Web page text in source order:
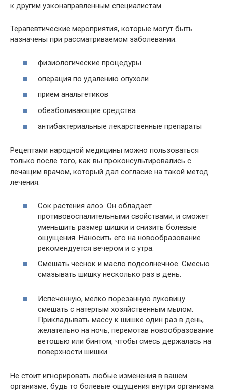
к другим узконаправленным специалистам.
Терапевтические мероприятия, которые могут быть
назначены при рассматриваемом заболевании:
физиологические процедуры
операция по удалению опухоли
прием анальгетиков
обезболивающие средства
антибактериальные лекарственные препараты
Рецептами народной медицины можно пользоваться
только после того, как вы проконсультировались с
лечащим врачом, который дал согласие на такой метод
лечения:
Сок растения алоэ. Он обладает
противовоспалительными свойствами, и сможет
уменьшить размер шишки и снизить болевые
ощущения. Наносить его на новообразование
рекомендуется вечером и с утра.
Смешать чеснок и масло подсолнечное. Смесью
смазывать шишку несколько раз в день.
Испеченную, мелко порезанную луковицу
смешать с натертым хозяйственным мылом.
Прикладывать массу к шишке один раз в день,
желательно на ночь, перемотав новообразование
ветошью или бинтом, чтобы смесь держалась на
поверхности шишки.
Не стоит игнорировать любые изменения в вашем
организме, будь то болевые ощущения внутри организма